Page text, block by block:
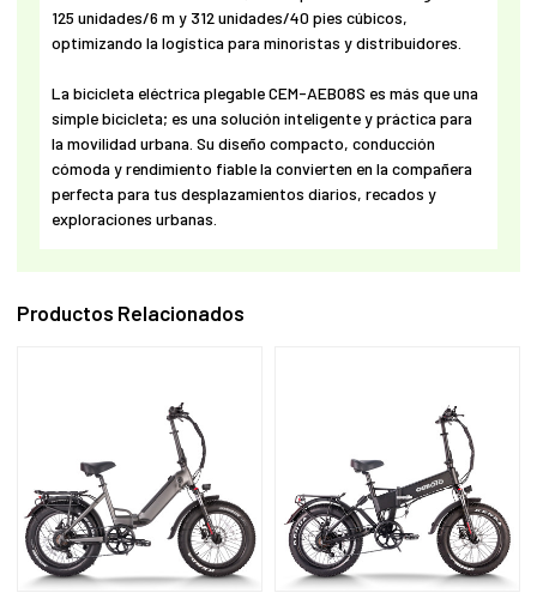
125 unidades/6 m y 312 unidades/40 pies cúbicos,
optimizando la logística para minoristas y distribuidores.
La bicicleta eléctrica plegable CEM-AEB08S es más que una
simple bicicleta; es una solución inteligente y práctica para
la movilidad urbana. Su diseño compacto, conducción
cómoda y rendimiento fiable la convierten en la compañera
perfecta para tus desplazamientos diarios, recados y
exploraciones urbanas.
Productos Relacionados